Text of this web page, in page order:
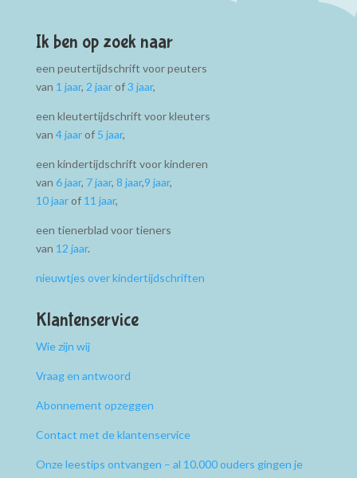
Ik ben op zoek naar
een peutertijdschrift voor peuters
van 1 jaar, 2 jaarof3 jaar,
een kleutertijdschrift voor kleuters
van 4 jaarof 5 jaar,
een kindertijdschrift voor kinderen
van 6 jaar, 7 jaar, 8 jaar,9 jaar,
10 jaarof 11 jaar,
een tienerblad voor tieners
van 12 jaar.
nieuwtjes over kindertijdschriften
Klantenservice
Wie zijn wij
Vraag en antwoord
Abonnement opzeggen
Contact met de klantenservice
Onze leestips ontvangen – al 10.000 ouders gingen je